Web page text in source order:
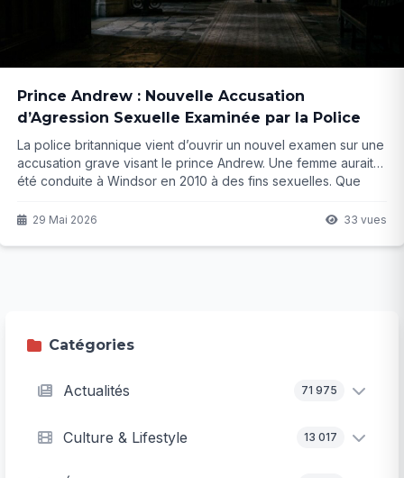
Prince Andrew : Nouvelle Accusation
d’Agression Sexuelle Examinée par la Police
La police britannique vient d’ouvrir un nouvel examen sur une
accusation grave visant le prince Andrew. Une femme aurait
été conduite à Windsor en 2010 à des fins sexuelles. Que
suite risque d’être explosive.
29 Mai 2026 33 vues
Catégories
Actualités 71 975
Culture & Lifestyle 13 017